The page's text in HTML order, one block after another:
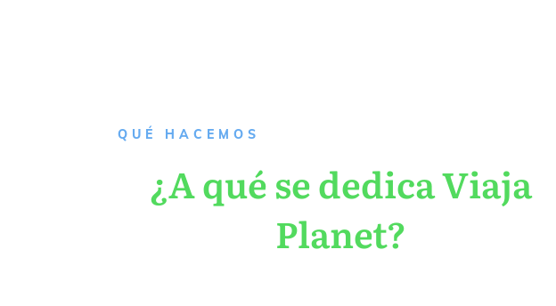
QUÉ HACEMOS
¿A qué se dedica Viaja
Planet?